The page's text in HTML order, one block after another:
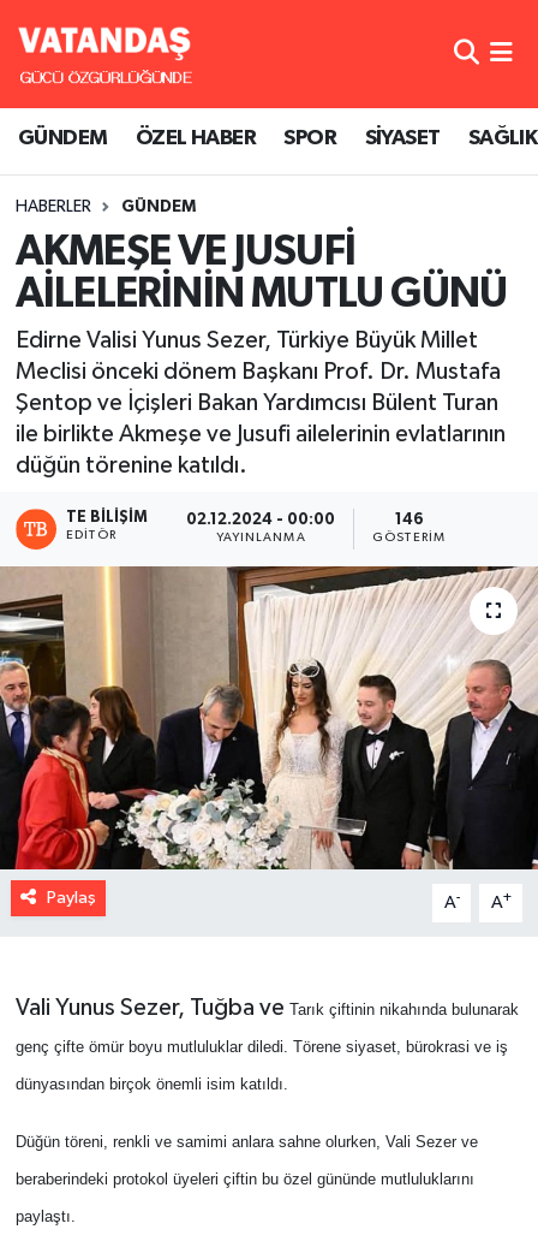
GÜNDEM ÖZEL HABER SPOR SİYASET SAĞLIK
HABERLER GÜNDEM
AKMEŞE VE JUSUFİ
AİLELERİNİN MUTLU GÜNÜ
Edirne Valisi Yunus Sezer, Türkiye Büyük Millet
Meclisi önceki dönem Başkanı Prof. Dr. Mustafa
Şentop ve İçişleri Bakan Yardımcısı Bülent Turan
ile birlikte Akmeşe ve Jusufi ailelerinin evlatlarının
düğün törenine katıldı.
TE BILIŞIM
EDITÖR
02.12.2024 - 00:00
YAYINLANMA
146
GÖSTERIM
Paylaş A- A+
Vali Yunus Sezer, Tuğba ve Tarık çiftinin nikahında bulunarak
genç çifte ömür boyu mutluluklar diledi. Törene siyaset, bürokrasi ve iş
dünyasından birçok önemli isim katıldı.
Düğün töreni, renkli ve samimi anlara sahne olurken, Vali Sezer ve
beraberindeki protokol üyeleri çiftin bu özel gününde mutluluklarını
paylaştı.
GÜNDEM
SPOR
SİYASET
SAĞLIK
Hava Durumu
Süper Lig Puan Durumu ve Fikstür
Tüm Manşetler
Son Dakika Haberleri
Haber Arşivi